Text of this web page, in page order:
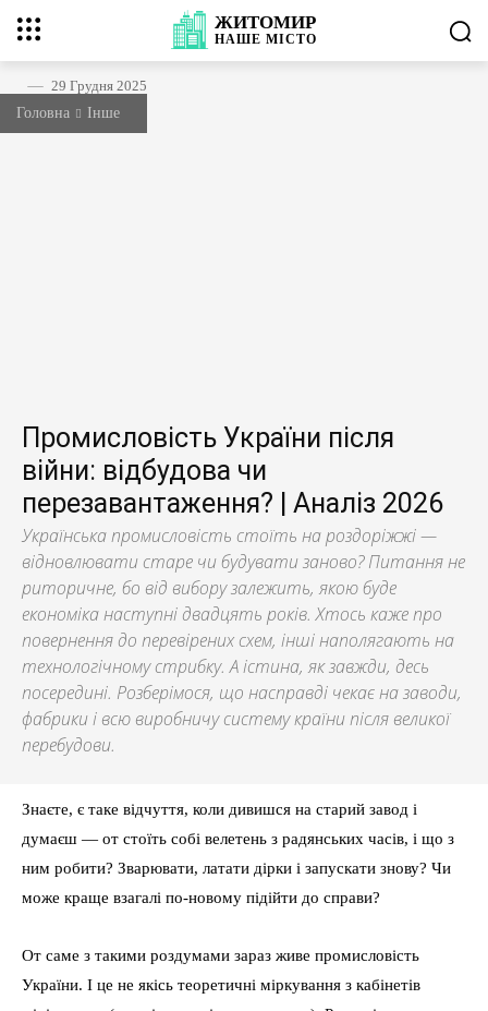
ЖИТОМИР
НАШЕМІСТО
29 Грудня 2025
Головна
Інше
Промисловість України після
війни: відбудова чи
перезавантаження? | Аналіз 2026
Українська промисловість стоїть на роздоріжжі —
відновлювати старе чи будувати заново? Питання не
риторичне, бо від вибору залежить, якою буде
економіка наступні двадцять років. Хтось каже про
повернення до перевірених схем, інші наполягають на
технологічному стрибку. А істина, як завжди, десь
посередині. Розберімося, що насправді чекає на заводи,
фабрики і всю виробничу систему країни після великої
перебудови.
Знаєте, є таке відчуття, коли дивишся на старий завод і
думаєш — от стоїть собі велетень з радянських часів, і що з
ним робити? Зварювати, латати дірки і запускати знову? Чи
може краще взагалі по-новому підійти до справи?
От саме з такими роздумами зараз живе промисловість
України. І це не якісь теоретичні міркування з кабінетів